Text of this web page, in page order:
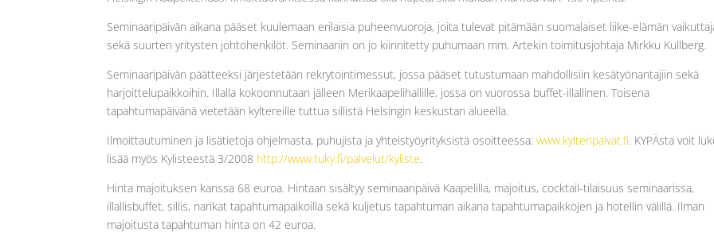
Seminaaripäivän aikana pääset kuulemaan erilaisia puheenvuoroja, joita tulevat pitämään suomalaiset liike-elämän
sekä suurten yritysten johtohenkilöt. Seminaariin on jo kiinnitetty puhumaan mm. Artekin toimitusjohtaja Mirkku Kullberg.
Seminaaripäivän päätteeksi järjestetään rekrytointimessut, jossa pääset tutustumaan mahdollisiin kesätyönantajiin sekä
harjoittelupaikkoihin. Illalla kokoonnutaan jälleen Merikaapelihallille, jossa on vuorossa buffet-illallinen. Toisena
tapahtumapäivänä vietetään kyltereille tuttua sillistä Helsingin keskustan alueella.
Ilmoittautuminen ja lisätietoja ohjelmasta, puhujista ja yhteistyöyrityksistä osoitteessa:www.kylteripaivat.fi. KYPÄsta voit
lisää myös Kylisteestä 3/2008 http://www.tuky.fi/palvelut/kyliste.
Hinta majoituksen kanssa 68 euroa. Hintaan sisältyy seminaaripäivä Kaapelilla, majoitus, cocktail-tilaisuus seminaarissa,
illallisbuffet, sillis, narikat tapahtumapaikoilla sekä kuljetus tapahtuman aikana tapahtumapaikkojen ja hotellin välillä. Ilman
majoitusta tapahtuman hinta on 42 euroa.